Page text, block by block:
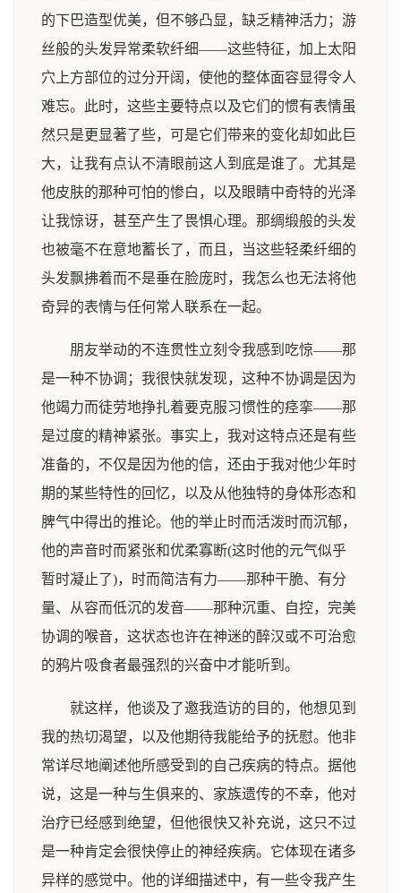
的下巴造型优美，但不够凸显，缺乏精神活力；游
丝般的头发异常柔软纤细——这些特征，加上太阳
穴上方部位的过分开阔，使他的整体面容显得令人
难忘。此时，这些主要特点以及它们的惯有表情虽
然只是更显著了些，可是它们带来的变化却如此巨
大，让我有点认不清眼前这人到底是谁了。尤其是
他皮肤的那种可怕的惨白，以及眼睛中奇特的光泽
让我惊讶，甚至产生了畏惧心理。那绸缎般的头发
也被毫不在意地蓄长了，而且，当这些轻柔纤细的
头发飘拂着而不是垂在脸庞时，我怎么也无法将他
奇异的表情与任何常人联系在一起。
朋友举动的不连贯性立刻令我感到吃惊——那
是一种不协调；我很快就发现，这种不协调是因为
他竭力而徒劳地挣扎着要克服习惯性的痉挛——那
是过度的精神紧张。事实上，我对这特点还是有些
准备的，不仅是因为他的信，还由于我对他少年时
期的某些特性的回忆，以及从他独特的身体形态和
脾气中得出的推论。他的举止时而活泼时而沉郁，
他的声音时而紧张和优柔寡断(这时他的元气似乎
暂时凝止了)，时而简洁有力——那种干脆、有分
量、从容而低沉的发音——那种沉重、自控，完美
协调的喉音，这状态也许在神迷的醉汉或不可治愈
的鸦片吸食者最强烈的兴奋中才能听到。
就这样，他谈及了邀我造访的目的，他想见到
我的热切渴望，以及他期待我能给予的抚慰。他非
常详尽地阐述他所感受到的自己疾病的特点。据他
说，这是一种与生俱来的、家族遗传的不幸，他对
治疗已经感到绝望，但他很快又补充说，这只不过
是一种肯定会很快停止的神经疾病。它体现在诸多
异样的感觉中。他的详细描述中，有一些令我产生